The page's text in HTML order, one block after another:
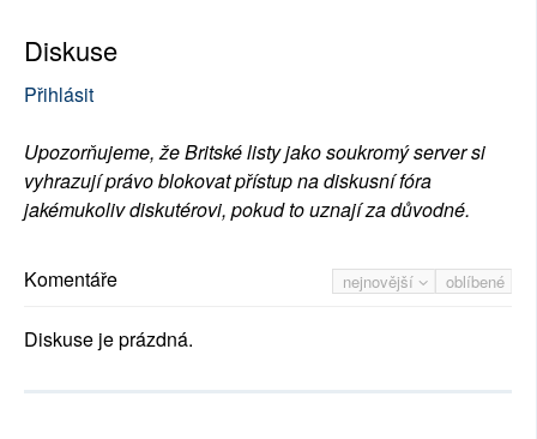
Diskuse
Přihlásit
Upozorňujeme, že Britské listy jako soukromý server si
vyhrazují právo blokovat přístup na diskusní fóra
jakémukoliv diskutérovi, pokud to uznají za důvodné.
nejnovější oblíbené
Komentáře
Diskuse je prázdná.